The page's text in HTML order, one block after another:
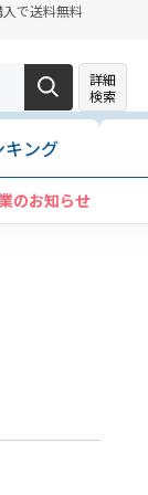
で送料無料
詳細
検索
キング
のお知らせ